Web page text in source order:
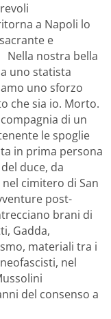
a Napoli lo
e
Nella nostra bella
uno statista
uno sforzo
che sia io. Morto.
di un
le spoglie
in prima persona
duce, da
nel cimitero di San
post-
brani di
Gadda,
materiali tra i
nel
del consenso a